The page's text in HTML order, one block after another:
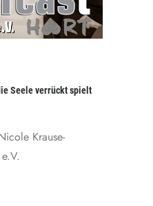
Seele verrückt spielt
Krause-